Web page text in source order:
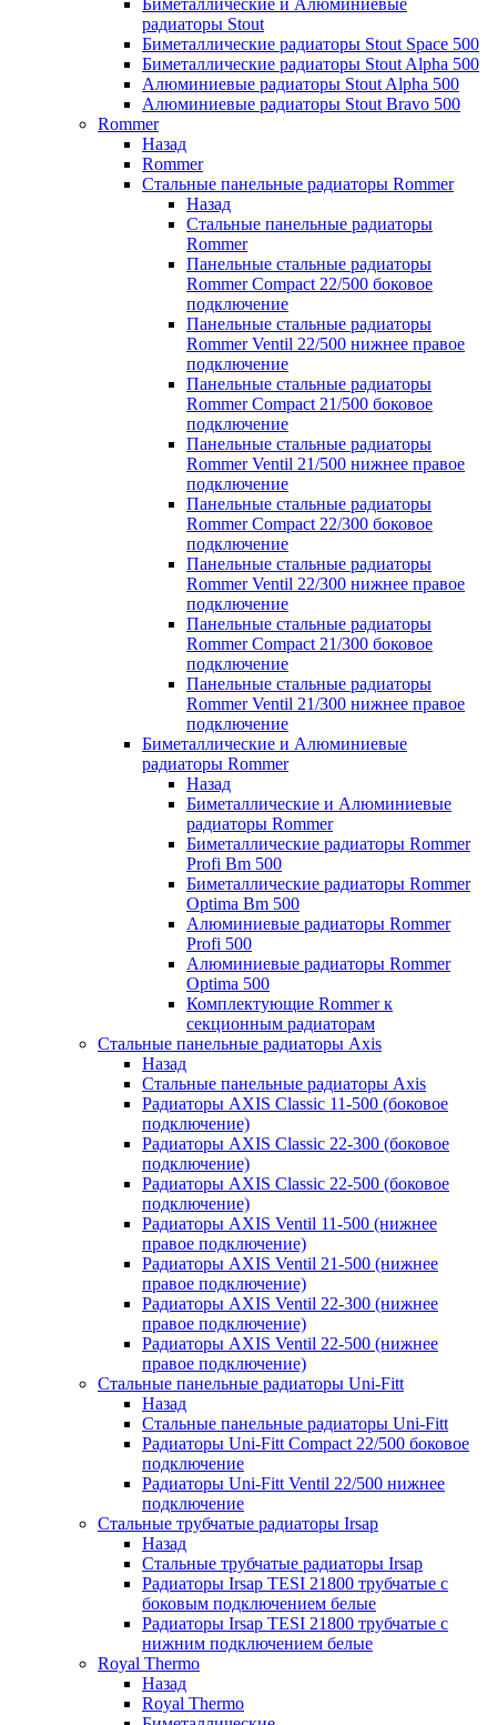
Биметаллические и Алюминиевые
радиаторы Stout
Биметаллические радиаторы Stout Space 500
Биметаллические радиаторы Stout Alpha 500
Алюминиевые радиаторы Stout Alpha 500
Алюминиевые радиаторы Stout Bravo 500
Rommer
Назад
Rommer
Стальные панельные радиаторы Rommer
Назад
Стальные панельные радиаторы
Rommer
Панельные стальные радиаторы
Rommer Compact 22/500 боковое
подключение
Панельные стальные радиаторы
Rommer Ventil 22/500 нижнее правое
подключение
Панельные стальные радиаторы
Rommer Compact 21/500 боковое
подключение
Панельные стальные радиаторы
Rommer Ventil 21/500 нижнее правое
подключение
Панельные стальные радиаторы
Rommer Compact 22/300 боковое
подключение
Панельные стальные радиаторы
Rommer Ventil 22/300 нижнее правое
подключение
Панельные стальные радиаторы
Rommer Compact 21/300 боковое
подключение
Панельные стальные радиаторы
Rommer Ventil 21/300 нижнее правое
подключение
Биметаллические и Алюминиевые
радиаторы Rommer
Назад
Биметаллические и Алюминиевые
радиаторы Rommer
Биметаллические радиаторы Rommer
Profi Bm 500
Биметаллические радиаторы Rommer
Optima Bm 500
Алюминиевые радиаторы Rommer
Profi 500
Алюминиевые радиаторы Rommer
Optima 500
Комплектующие Rommer к
секционным радиаторам
Стальные панельные радиаторы Axis
Назад
Стальные панельные радиаторы Axis
Радиаторы AXIS Classic 11-500 (боковое
подключение)
Радиаторы AXIS Classic 22-300 (боковое
подключение)
Радиаторы AXIS Classic 22-500 (боковое
подключение)
Радиаторы AXIS Ventil 11-500 (нижнее
правое подключение)
Радиаторы AXIS Ventil 21-500 (нижнее
правое подключение)
Радиаторы AXIS Ventil 22-300 (нижнее
правое подключение)
Радиаторы AXIS Ventil 22-500 (нижнее
правое подключение)
Стальные панельные радиаторы Uni-Fitt
Назад
Стальные панельные радиаторы Uni-Fitt
Радиаторы Uni-Fitt Compact 22/500 боковое
подключение
Радиаторы Uni-Fitt Ventil 22/500 нижнее
подключение
Стальные трубчатые радиаторы Irsap
Назад
Стальные трубчатые радиаторы Irsap
Радиаторы Irsap TESI 21800 трубчатые с
боковым подключением белые
Радиаторы Irsap TESI 21800 трубчатые с
нижним подключением белые
Royal Thermo
Назад
Royal Thermo